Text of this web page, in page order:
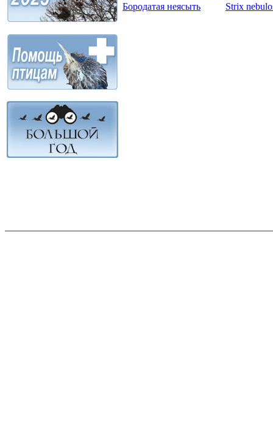
Бородатая неясыть
Strix